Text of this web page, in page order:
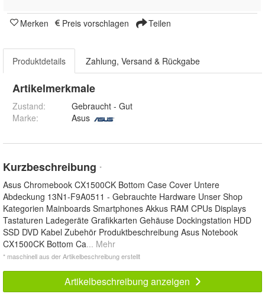
Merken Preis vorschlagen Teilen
Produktdetails Zahlung, Versand & Rückgabe
Artikelmerkmale
Zustand:
Gebraucht - Gut
Marke:
Asus
Kurzbeschreibung *
Asus Chromebook CX1500CK Bottom Case Cover Untere
Abdeckung 13N1-F9A0511 - Gebrauchte Hardware Unser Shop
Kategorien Mainboards Smartphones Akkus RAM CPUs Displays
Tastaturen Ladegeräte Grafikkarten Gehäuse Dockingstation HDD
SSD DVD Kabel Zubehör Produktbeschreibung Asus Notebook
CX1500CK Bottom Ca... Mehr
* maschinell aus der Artikelbeschreibung erstellt
Artikelbeschreibung anzeigen